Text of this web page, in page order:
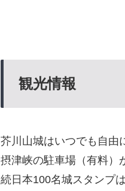
観光情報
芥川山城はいつでも自由
摂津峡の駐車場（有料）
続日本100名城スタンプ